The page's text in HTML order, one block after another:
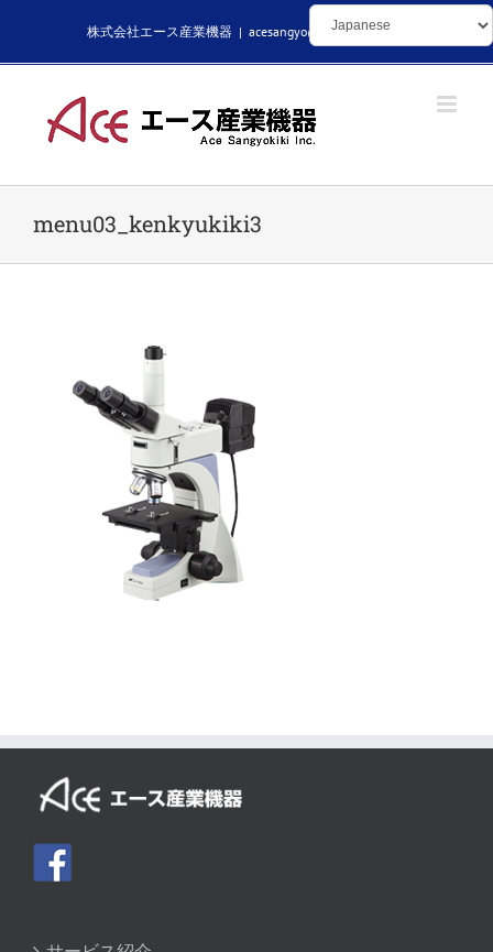
株式会社エース産業機器 | acesangyo@kikaibuhin.com
menu03_kenkyukiki3